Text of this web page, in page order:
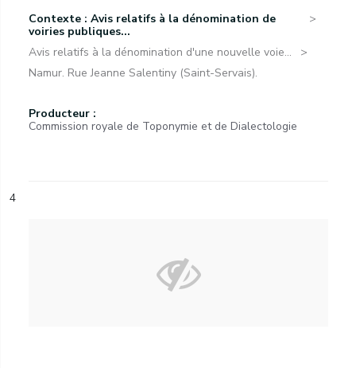
Contexte : Avis relatifs à la dénomination de
voiries publiques...
Avis relatifs à la dénomination d'une nouvelle voie...
Namur. Rue Jeanne Salentiny (Saint-Servais).
Producteur :
Commission royale de Toponymie et de Dialectologie
4